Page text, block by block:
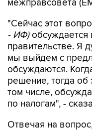
"Сейчас этот
правительстве. Я
мы выйдем с
обсуждаются.
решение, тогда об
том числе,
по налогам", -
Отвечая на
быть введены,